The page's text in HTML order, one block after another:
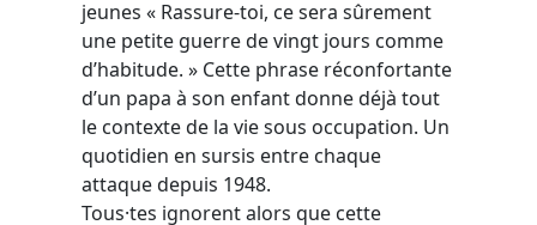
jeunes « Rassure-toi, ce sera sûrement
une petite guerre de vingt jours comme
d’habitude. » Cette phrase réconfortante
d’un papa à son enfant donne déjà tout
le contexte de la vie sous occupation. Un
quotidien en sursis entre chaque
attaque depuis 1948.
Tous·tes ignorent alors que cette